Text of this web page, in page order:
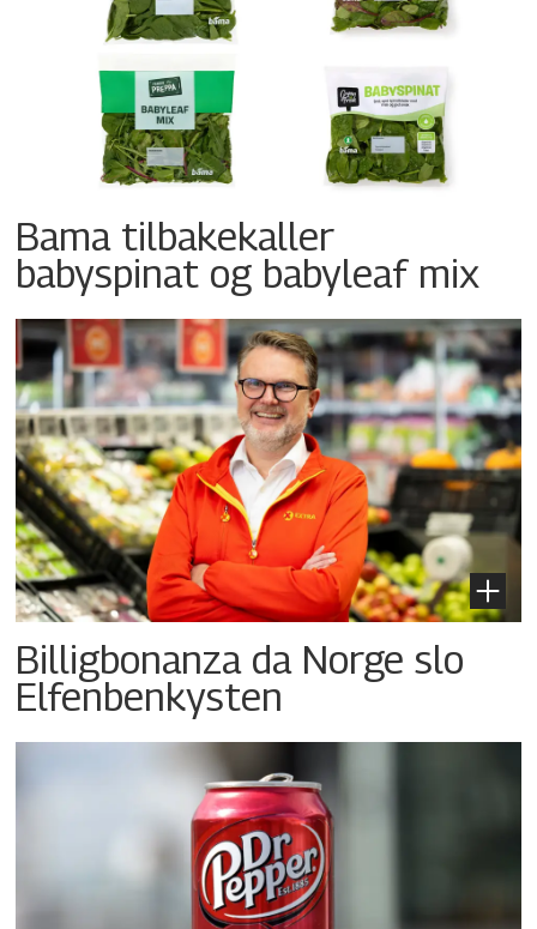
Bama tilbakekaller
babyspinat og babyleaf mix
Billigbonanza da Norge slo
Elfenbenkysten